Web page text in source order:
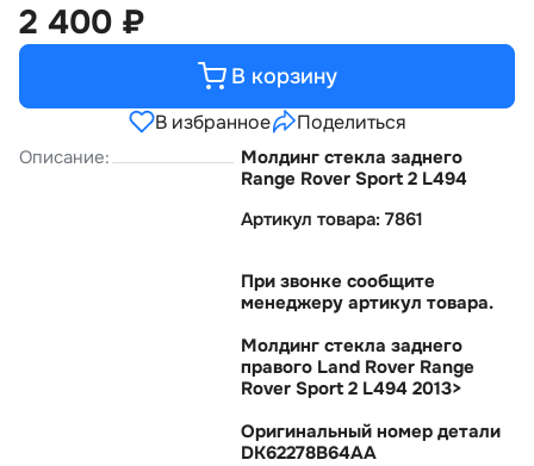
2 400 ₽
В корзину
В избранное Поделиться
Описание:
Молдинг стекла заднего
Range Rover Sport 2 L494
Артикул товара: 7861
При звонке сообщите
менеджеру артикул товара.
Молдинг стекла заднего
правого Land Rover Range
Rover Sport 2 L494 2013>
Оригинальный номер детали
DK62278B64AA